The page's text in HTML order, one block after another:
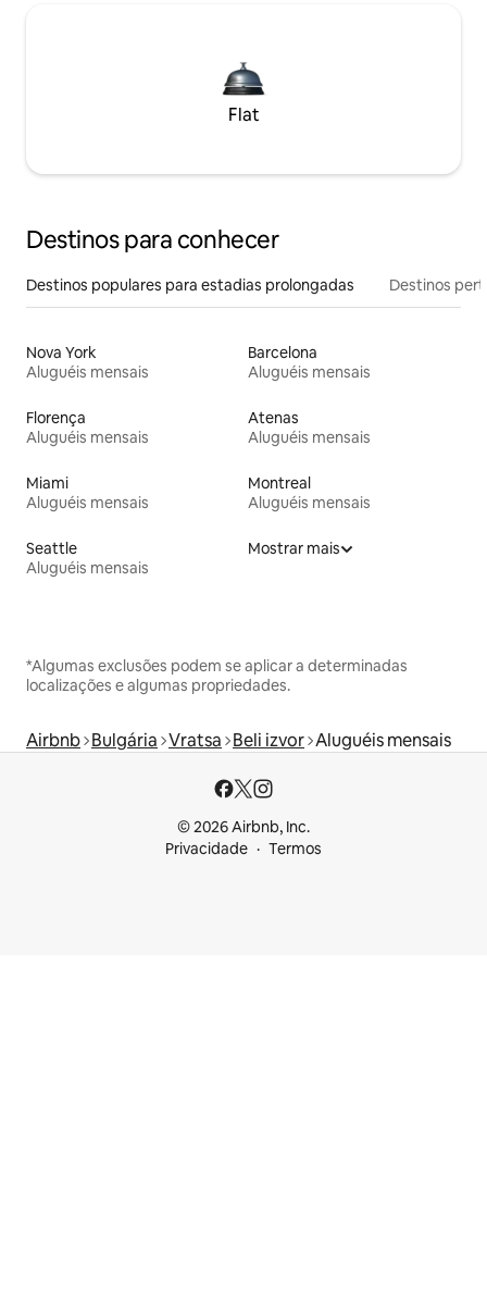
Flat
Destinos para conhecer
Destinos populares para estadias prolongadas Destinos
Nova York
Aluguéis mensais
Barcelona
Aluguéis mensais
Florença
Aluguéis mensais
Atenas
Aluguéis mensais
Miami
Aluguéis mensais
Montreal
Aluguéis mensais
Seattle
Aluguéis mensais
Mostrar mais
*Algumas exclusões podem se aplicar a determinadas
localizações e algumas propriedades.
Airbnb Bulgária Vratsa Beli izvor Aluguéis mensais
© 2026 Airbnb, Inc.
Privacidade
Termos